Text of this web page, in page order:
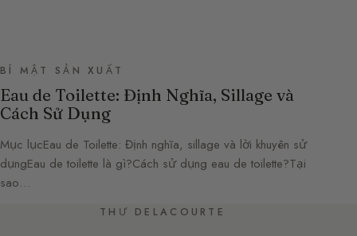
BÍ MẬT SẢN XUẤT
Eau de Toilette: Định Nghĩa, Sillage và
Cách Sử Dụng
Mục lụcEau de Toilette: Định nghĩa, sillage và lời khuyên sử
dụngEau de toilette là gì?Cách sử dụng eau de toilette?Tại
sao…
THƯ DELACOURTE